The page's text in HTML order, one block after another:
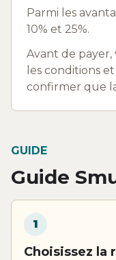
Parmi les
10% et 25%.
Avant de payer,
les conditions
confirmer que
GUIDE
Guide
1
Choisissez la